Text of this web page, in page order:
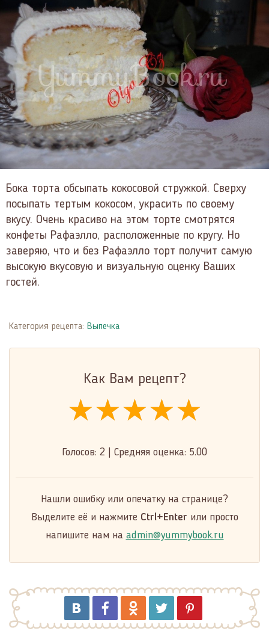
Бока торта обсыпать кокосовой стружкой. Сверху
посыпать тертым кокосом, украсить по своему
вкусу. Очень красиво на этом торте смотрятся
конфеты Рафаэлло, расположенные по кругу. Но
заверяю, что и без Рафаэлло торт получит самую
высокую вкусовую и визуальную оценку Ваших
гостей.
Категория рецепта: Выпечка
Как Вам рецепт?
★★★★★
★★★★★
★★★★★
Голосов: 2 Средняя оценка: 5.00
Нашли ошибку или опечатку на странице?
Выделите её и нажмите Ctrl+Enter или просто
напишите нам на admin@yummybook.ru